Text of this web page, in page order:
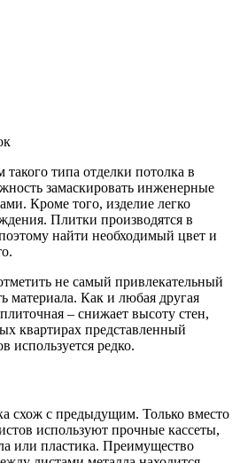
типа отделки потолка в
замаскировать инженерные
Кроме того, изделие легко
Плитки производятся в
найти необходимый цвет и
не самый привлекательный
материала. Как и любая другая
– снижает высоту стен,
квартирах представленный
используется редко.
схож с предыдущим. Только вместо
используют прочные кассеты,
или пластика. Преимущество